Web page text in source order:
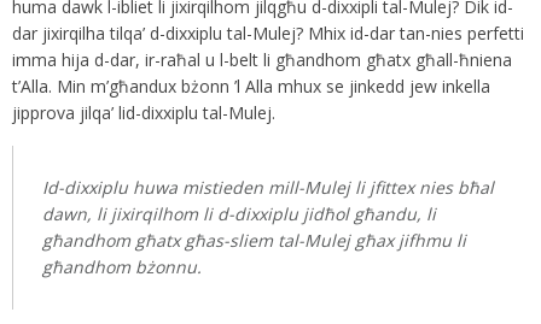
huma dawk l-ibliet li jixirqilhom jilqgħu d-dixxipli tal-Mulej? Dik id-
dar jixirqilha tilqa’ d-dixxiplu tal-Mulej? Mhix id-dar tan-nies perfetti
imma hija d-dar, ir-raħal u l-belt li għandhom għatx għall-ħniena
t’Alla. Min m’għandux bżonn ’l Alla mhux se jinkedd jew inkella
jipprova jilqa’ lid-dixxiplu tal-Mulej.
Id-dixxiplu huwa mistieden mill-Mulej li jfittex nies bħal
dawn, li jixirqilhom li d-dixxiplu jidħol għandu, li
għandhom għatx għas-sliem tal-Mulej għax jifhmu li
għandhom bżonnu.